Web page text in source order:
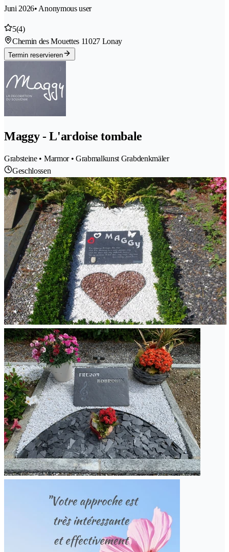
Juni 2026• Anonymous user
5(4)
Chemin des Mouettes 11027 Lonay
Termin reservieren
Maggy - L'ardoise tombale
Grabsteine • Marmor • Grabmalkunst Grabdenkmäler
Geschlossen